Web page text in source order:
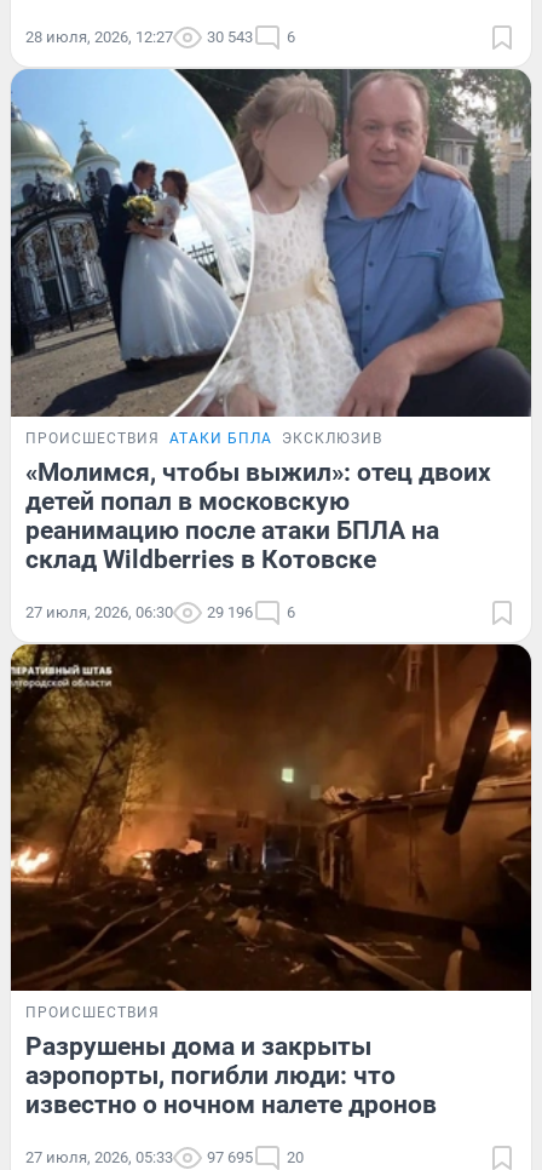
28 июля, 2026, 12:27 30 543 6
ПРОИСШЕСТВИЯ АТАКИ БПЛА ЭКСКЛЮЗИВ
«Молимся, чтобы выжил»: отец двоих
детей попал в московскую
реанимацию после атаки БПЛА на
склад Wildberries в Котовске
27 июля, 2026, 06:30 29 196 6
ПРОИСШЕСТВИЯ
Разрушены дома и закрыты
аэропорты, погибли люди: что
известно о ночном налете дронов
27 июля, 2026, 05:33 97 695 20